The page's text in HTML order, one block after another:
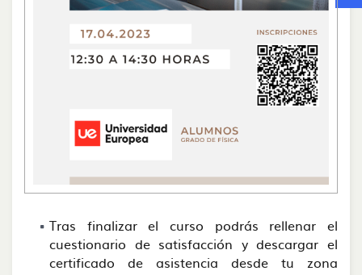
Tras finalizar el curso podrás rellenar el
cuestionario de satisfacción y descargar el
certificado de asistencia desde tu zona